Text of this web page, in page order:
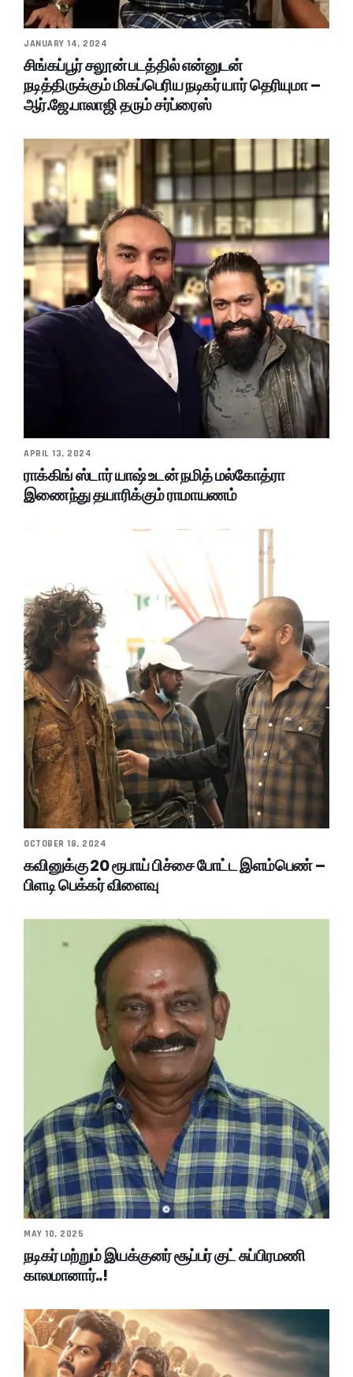
JANUARY 14, 2024
சிங்கப்பூர் சலூன் படத்தில் என்னுடன்
நடித்திருக்கும் மிகப்பெரிய நடிகர் யார் தெரியுமா –
ஆர்.ஜே.பாலாஜி தரும் சர்ப்ரைஸ்
APRIL 13, 2024
ராக்கிங் ஸ்டார் யாஷ் உடன் நமித் மல்கோத்ரா
இணைந்து தயாரிக்கும் ராமாயணம்
OCTOBER 18, 2024
கவினுக்கு 20 ரூபாய் பிச்சை போட்ட இளம்பெண் –
பிளடி பெக்கர் விளைவு
MAY 10, 2025
நடிகர் மற்றும் இயக்குனர் சூப்பர் குட் சுப்பிரமணி
காலமானார்..!